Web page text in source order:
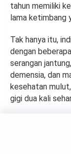
tahun memiliki
lama ketimbang
Tak hanya itu,
dengan
serangan
demensia, dan
kesehatan
gigi dua kali